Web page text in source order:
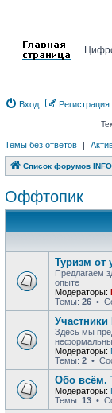
Вход Регистрация
Темы без ответов |
Список форумов
Оффтопик
Туризм от
Предлагаем
опыте
Модераторы:
Темы: 26 •
Здесь мы
Модераторы:
Темы: 2 •
Обо всём.
Модераторы:
Темы: 13 •